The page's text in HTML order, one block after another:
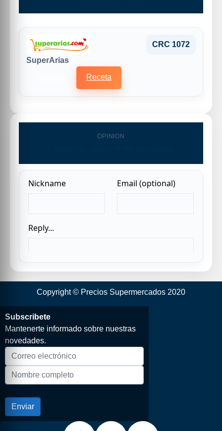
CRC 1072
SuperArias
Receta
OPINION
Copyright © Precios Supermercados 2020
Subscribete
Mantenerte informado sobre nuestras
novedades.